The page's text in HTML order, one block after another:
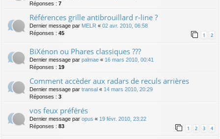
Réponses : 7
Références grille antibrouillard r-line ?
Dernier message par MELR « 02 avr. 2010, 06:58
Réponses : 45 1 2
BiXénon ou Phares classiques ???
Dernier message par palmae « 16 mars 2010, 00:41
Réponses : 19
Comment accèder aux radars de reculs arrières
Dernier message par transal « 14 mars 2010, 20:29
Réponses : 3
vos feux préférés
Dernier message par opus « 19 févr. 2010, 23:22
Réponses : 83 1 2 3 4